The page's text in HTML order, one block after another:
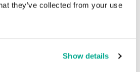
they’ve collected from your use
Show details